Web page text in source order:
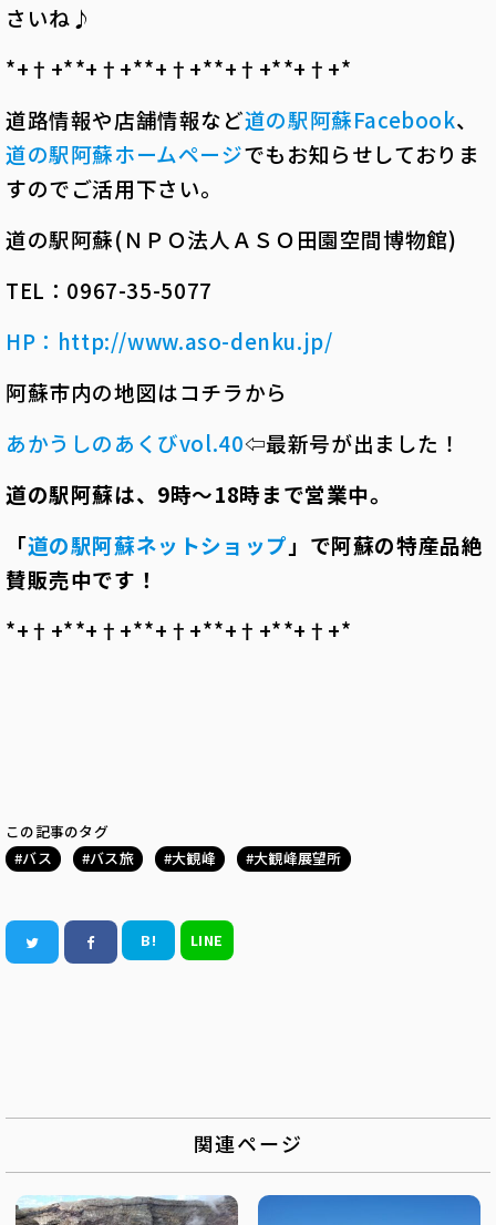
さいね♪
*+†+*――*+†+*――*+†+*――*+†+*――*+†+*――
道路情報や店舗情報など道の駅阿蘇Facebook、
道の駅阿蘇ホームページでもお知らせしておりま
すのでご活用下さい。
道の駅阿蘇(ＮＰＯ法人ＡＳＯ田園空間博物館)
TEL：0967-35-5077
HP ： http://www.aso-denku.jp/
阿蘇市内の地図はコチラから
あかうしのあくびvol.40⇦最新号が出ました！
道の駅阿蘇は、 9時～18時まで営業中。
「道の駅阿蘇ネットショップ」で阿蘇の特産品絶
賛販売中です！
*+†+*――*+†+*――*+†+*――*+†+*――*+†+*――
この記事のタグ
バス
バス旅 大観峰 大観峰展望所
B! LINE
関連ページ